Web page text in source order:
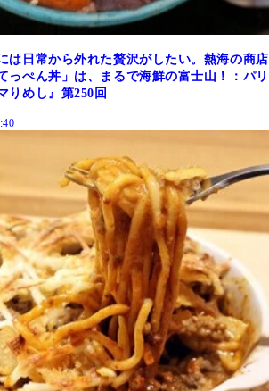
は日常から外れた贅沢がしたい。熱海の商店
っぺん丼」は、まるで海鮮の富士山！：パリ
りめし』第250回